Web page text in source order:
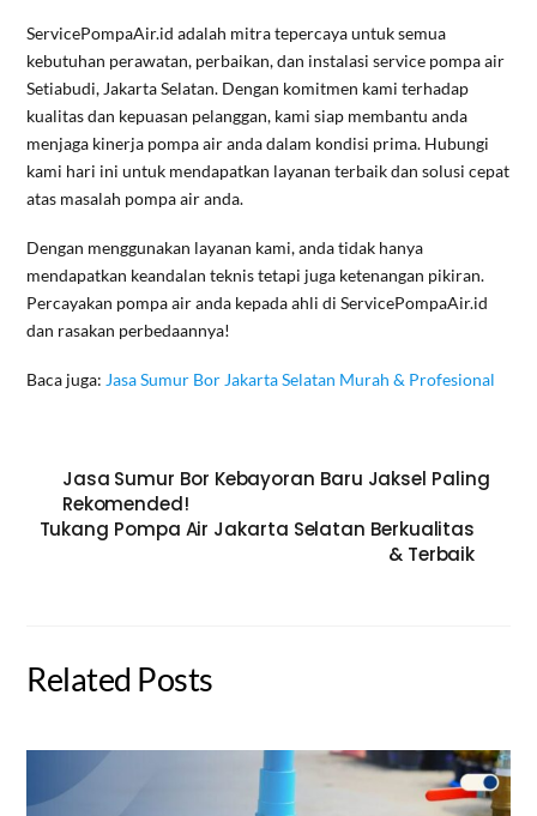
ServicePompaAir.id adalah mitra tepercaya untuk semua
kebutuhan perawatan, perbaikan, dan instalasi service pompa air
Setiabudi, Jakarta Selatan. Dengan komitmen kami terhadap
kualitas dan kepuasan pelanggan, kami siap membantu anda
menjaga kinerja pompa air anda dalam kondisi prima. Hubungi
kami hari ini untuk mendapatkan layanan terbaik dan solusi cepat
atas masalah pompa air anda.
Dengan menggunakan layanan kami, anda tidak hanya
mendapatkan keandalan teknis tetapi juga ketenangan pikiran.
Percayakan pompa air anda kepada ahli di ServicePompaAir.id
dan rasakan perbedaannya!
Baca juga: Jasa Sumur Bor Jakarta Selatan Murah & Profesional
Jasa Sumur Bor Kebayoran Baru Jaksel Paling
Rekomended!
Tukang Pompa Air Jakarta Selatan Berkualitas
& Terbaik
Related Posts